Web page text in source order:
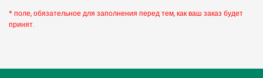
* поле, обязательное для заполнения перед тем, как ваш заказ будет
принят.